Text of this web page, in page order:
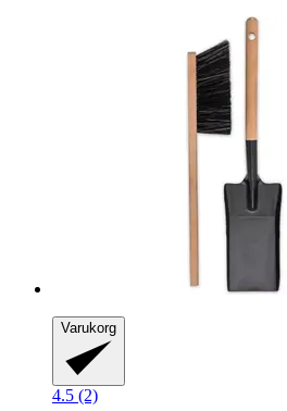
Varukorg
4.5 (2)